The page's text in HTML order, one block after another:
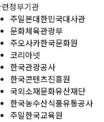
정부기관
주일본대한민국대사관
문화체육관광부
주오사카한국문화원
코리아넷
한국관광공사
한국콘텐츠진흥원
국외소재문화유산재단
한국농수산식품유통공사
주일한국교육원